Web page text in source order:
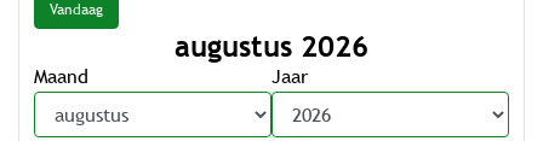
Vandaag
augustus 2026
Maand Jaar